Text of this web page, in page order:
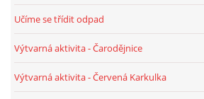
BÁSNĚ K TÉMATU PODZIM
Učíme se třídit odpad
Výtvarná aktivita - Čarodějnice
Výtvarná aktivita - Červená Karkulka